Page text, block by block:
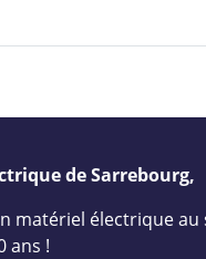
de Sarrebourg,
matériel électrique
ans !